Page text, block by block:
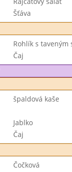
Šťáva
Rohlík s taveným
Čaj
špaldová kaše
Jablko
Čaj
Čočková